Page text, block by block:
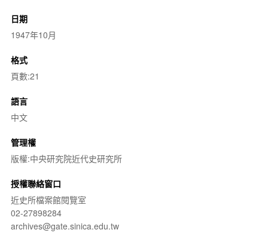
日期
1947年10月
格式
頁數:21
語言
中文
管理權
版權:中央研究院近代史研究所
授權聯絡窗口
近史所檔案館閱覽室
02-27898284
archives@gate.sinica.edu.tw